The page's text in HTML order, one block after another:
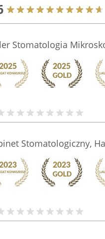
Stomatologia
Stomatologiczny,